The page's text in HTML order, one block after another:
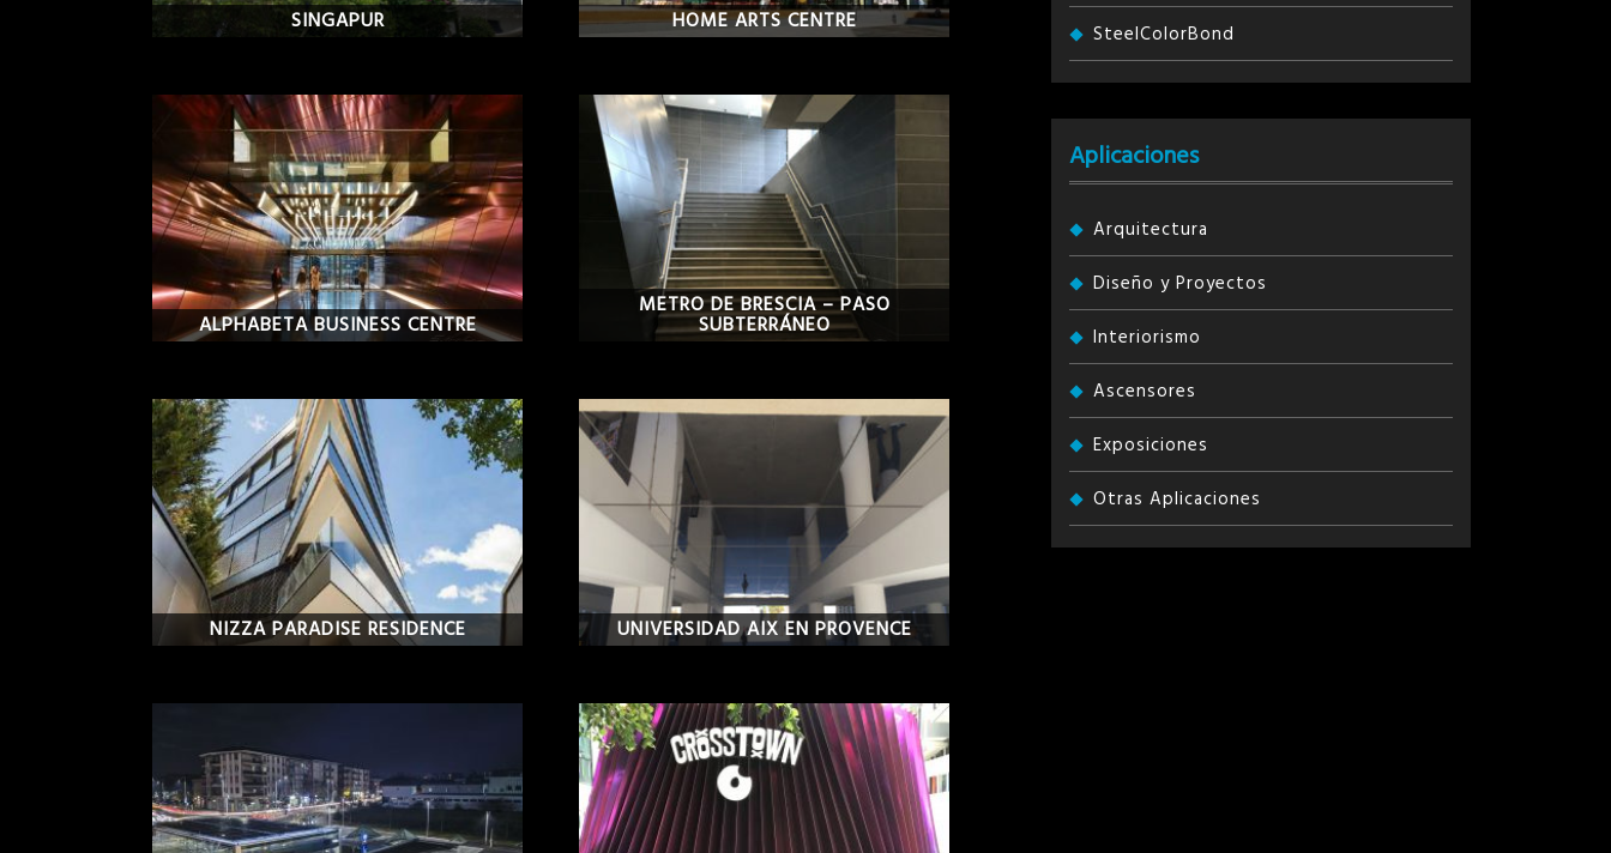
SINGAPUR HOME ARTS CENTRE
ALPHABETA BUSINESS CENTRE
METRO DE BRESCIA – PASO
SUBTERRÁNEO
NIZZA PARADISE RESIDENCE UNIVERSIDAD AIX EN PROVENCE
SteelColorBond
Aplicaciones
Arquitectura
Diseño y Proyectos
Interiorismo
Ascensores
Exposiciones
Otras Aplicaciones